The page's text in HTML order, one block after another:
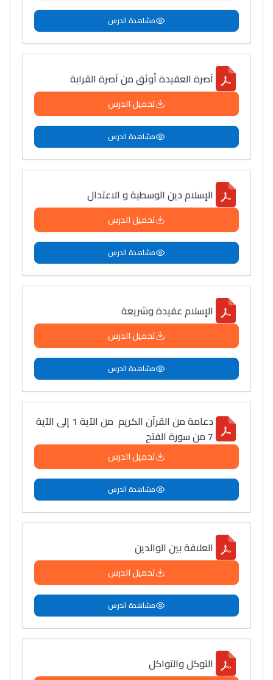
مشاهدة الدرس
آصرة العقيدة أوثق من آصرة القرابة
تحميل الدرس
مشاهدة الدرس
الإسلام دين الوسطية و الاعتدال
تحميل الدرس
مشاهدة الدرس
الإسلام عقيدة وشريعة
تحميل الدرس
مشاهدة الدرس
دعامة من القرآن الكريم من الآية 1 إلى الآية
7 من سورة الفتح
تحميل الدرس
مشاهدة الدرس
العلاقة بين الوالدين
تحميل الدرس
مشاهدة الدرس
التوكل والتواكل